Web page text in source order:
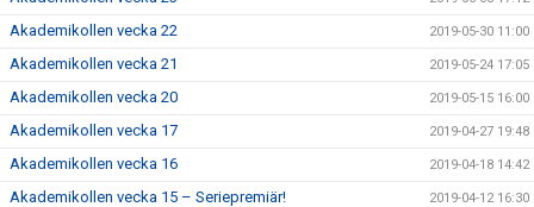
Akademikollen vecka 22 2019-05-30 11:00
Akademikollen vecka 21 2019-05-24 17:05
Akademikollen vecka 20 2019-05-15 16:00
Akademikollen vecka 17 2019-04-27 19:48
Akademikollen vecka 16 2019-04-18 14:42
Akademikollen vecka 15 – Seriepremiär! 2019-04-12 16:30